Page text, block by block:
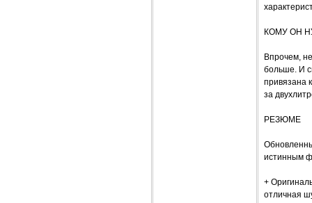
КОМУ ОН
Впрочем,
больше. И
привязана
за
РЕЗЮМЕ
истинным
+
отличная